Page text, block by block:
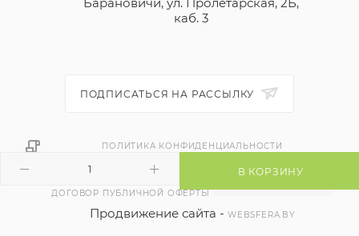
В КОРЗИНУ
каб. 3
ПОДПИСАТЬСЯ НА РАССЫЛКУ
ПОЛИТИКА КОНФИДЕНЦИАЛЬНОСТИ
ДОГОВОР ПУБЛИЧНОЙ ОФЕРТЫ
Продвижение сайта -WEBSFERA.BY